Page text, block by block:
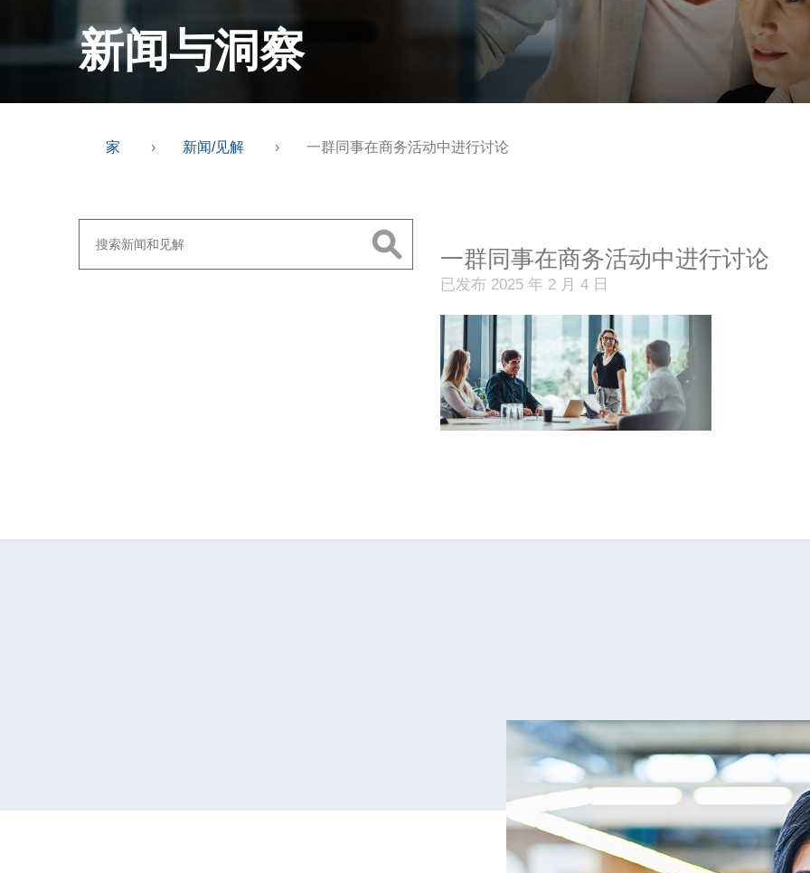
新闻与洞察
家 › 新闻/见解 › 一群同事在商务活动中进行讨论
一群同事在商务活动中进行讨论
已发布 2025 年 2 月 4 日